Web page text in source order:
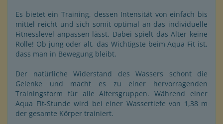
Es bietet ein Training, dessen Intensität von einfach bis
mittel reicht und sich somit optimal an das individuelle
Fitnesslevel anpassen lässt. Dabei spielt das Alter keine
Rolle! Ob jung oder alt, das Wichtigste beim Aqua Fit ist,
dass man in Bewegung bleibt.
Der natürliche Widerstand des Wassers schont die
Gelenke und macht es zu einer hervorragenden
Trainingsform für alle Altersgruppen. Während einer
Aqua Fit-Stunde wird bei einer Wassertiefe von 1,38 m
der gesamte Körper trainiert.